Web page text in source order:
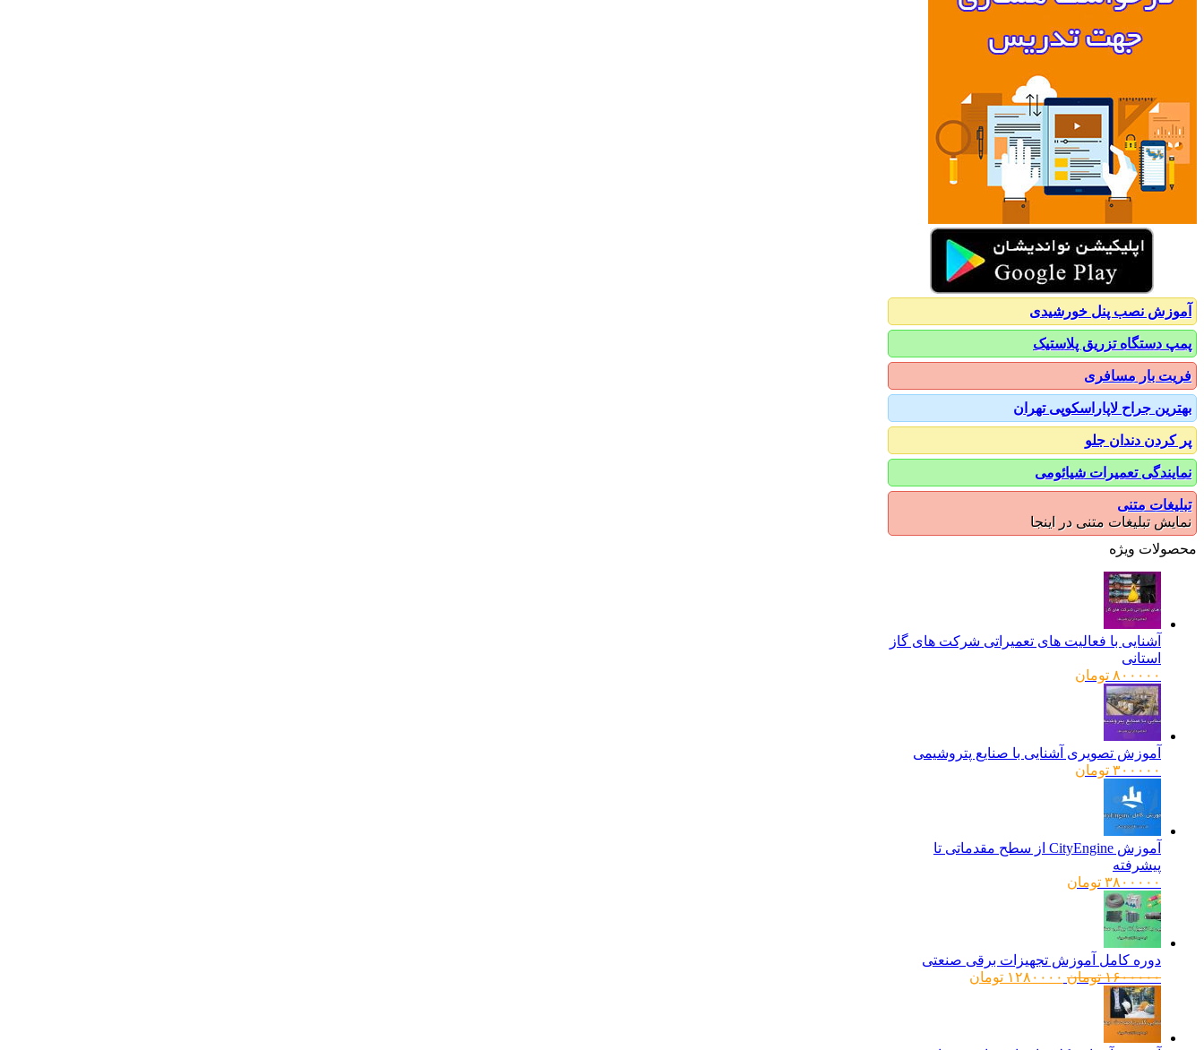
آموزش نصب پنل خورشیدی
پمپ دستگاه تزریق پلاستیک
فریت بار مسافری
بهترین جراح لاپاراسکوپی تهران
پر کردن دندان جلو
نمایندگی تعمیرات شیائومی
تبلیغات متنی
نمایش تبلیغات متنی در اینجا
محصولات ویژه
آشنایی با فعالیت های تعمیراتی شرکت های گاز
استانی
۸۰۰۰۰۰ تومان
آموزش تصویری آشنایی با صنایع پتروشیمی
۳۰۰۰۰۰ تومان
آموزش CityEngine از سطح مقدماتی تا
پیشرفته
۳۸۰۰۰۰۰ تومان
دوره کامل آموزش تجهیزات برقی صنعتی
۱۶۰۰۰۰۰ تومان قیمت
۱۲۸۰۰۰۰ تومان